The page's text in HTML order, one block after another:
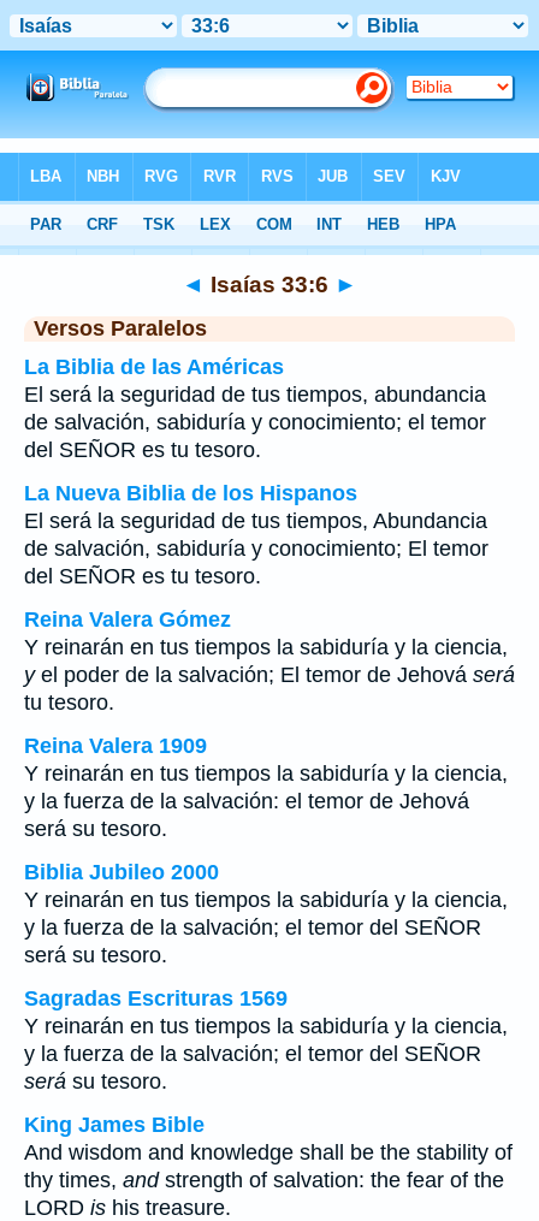
>Isaías > Capítulo 33> Verso 6
◄ Isaías 33:6 ►
Versos Paralelos
La Biblia de las Américas
El será la seguridad de tus tiempos, abundancia
de salvación, sabiduría y conocimiento; el temor
del SEÑOR es tu tesoro.
La Nueva Biblia de los Hispanos
El será la seguridad de tus tiempos, Abundancia
de salvación, sabiduría y conocimiento; El temor
del SEÑOR es tu tesoro.
Reina Valera Gómez
Y reinarán en tus tiempos la sabiduría y la ciencia,
yel poder de la salvación; El temor de Jehová será
tu tesoro.
Reina Valera 1909
Y reinarán en tus tiempos la sabiduría y la ciencia,
y la fuerza de la salvación: el temor de Jehová
será su tesoro.
Biblia Jubileo 2000
Y reinarán en tus tiempos la sabiduría y la ciencia,
y la fuerza de la salvación; el temor del SEÑOR
será su tesoro.
Sagradas Escrituras 1569
Y reinarán en tus tiempos la sabiduría y la ciencia,
y la fuerza de la salvación; el temor del SEÑOR
será su tesoro.
King James Bible
And wisdom and knowledge shall be the stability of
thy times, andstrength of salvation: the fear of the
LORD is his treasure.